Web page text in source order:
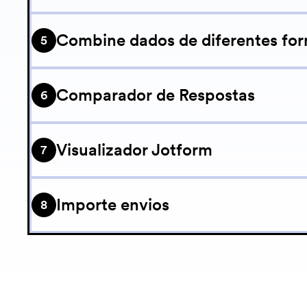
Baixe arquivos e anexos enviados em seus
5 Combine dados de diferentes
Combine envios de formulários diferentes
6 Comparador de Respostas
Este script compara as respostas do
7 Visualizador Jotform
Permita que diversos usuários acessem a
8 Importe envios